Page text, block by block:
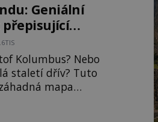
Geniální
přepisující
Kolumbus? Nebo
staletí dřív? Tuto
mapa
která pochází
ní totiž vyobrazena